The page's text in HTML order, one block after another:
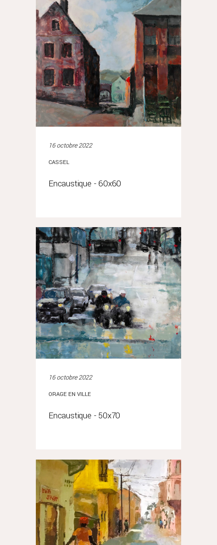
16 octobre 2022
CASSEL
Encaustique - 60x60
16 octobre 2022
ORAGE EN VILLE
Encaustique - 50x70